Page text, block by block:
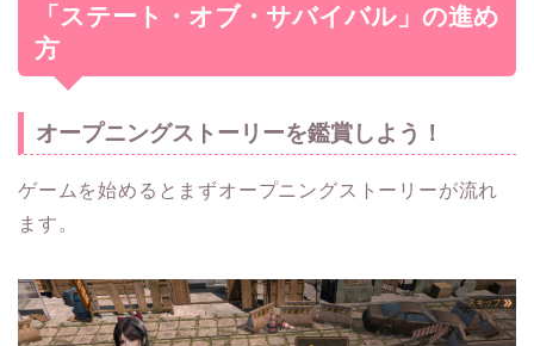
「ステート・オブ・サバイバル」の進め
方
オープニングストーリーを鑑賞しよう！
ゲームを始めるとまずオープニングストーリーが流れ
ます。